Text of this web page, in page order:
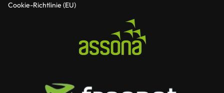
Cookie-Richtlinie (EU)